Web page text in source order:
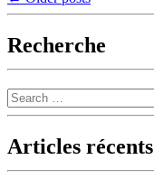
navigation
Recherche
Search
Articles récents